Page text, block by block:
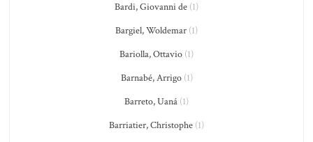
Bardi, Giovanni de (1)
Bargiel, Woldemar (1)
Bariolla, Ottavio (1)
Barnabé, Arrigo(1)
Barreto, Uaná (1)
Barriatier, Christophe (1)